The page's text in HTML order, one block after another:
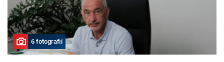
6 fotografií